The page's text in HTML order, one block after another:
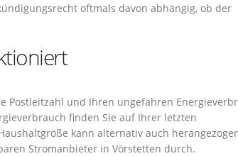
oftmals davon abhängig, ob der
Postleitzahl und Ihren ungefähren
finden Sie auf Ihrer letzten
kann alternativ auch
Stromanbieter in Vörstetten durch.